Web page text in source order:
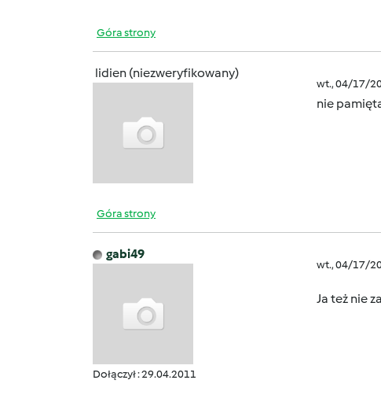
Góra strony
lidien (niezweryfikowany)
wt., 04/17/
nie
Góra strony
gabi49
Dołączył : 29.04.2011
wt., 04/17/
Ja też nie